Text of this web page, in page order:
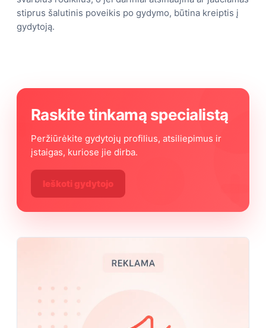
stiprus šalutinis poveikis po gydymo, būtina kreiptis į
gydytoją.
Raskite tinkamą specialistą
Peržiūrėkite gydytojų profilius, atsiliepimus ir
įstaigas, kuriose jie dirba.
Ieškoti gydytojo